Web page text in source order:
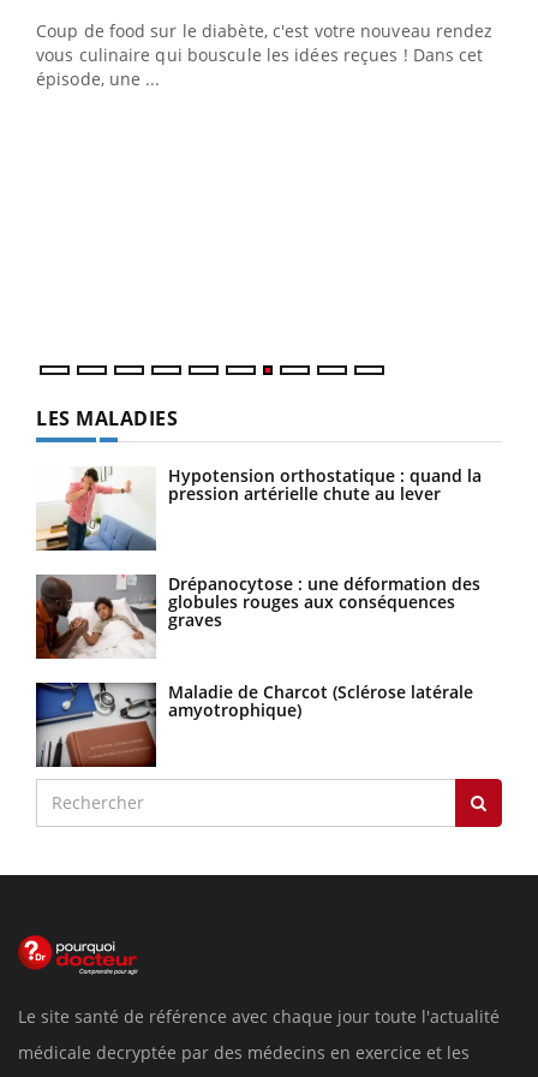
Coup de food sur le diabète, c'est votre nouveau rendez-
vous culinaire qui bouscule les idées reçues ! Dans cet
épisode, une ...
"Les rendez-vous de la santé et de la qualité de vie au
travail" de Pourquoi Docteur reçoivent Régis Blugeon,
DRH et directeur ...
LES MALADIES
Hypotension orthostatique : quand la
pression artérielle chute au lever
Drépanocytose : une déformation des
globules rouges aux conséquences
graves
Maladie de Charcot (Sclérose latérale
amyotrophique)
Le site santé de référence avec chaque jour toute l'actualité
médicale decryptée par des médecins en exercice et les